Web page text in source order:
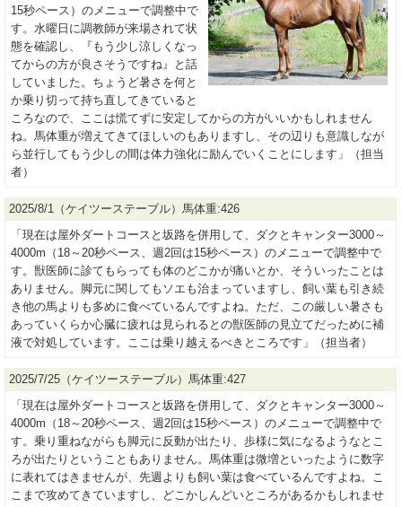
15秒ペース）のメニューで調整中で
す。水曜日に調教師が来場されて状
態を確認し、『もう少し涼しくなっ
てからの方が良さそうですね』と話
していました。ちょうど暑さを何と
か乗り切って持ち直してきていると
ころなので、ここは慌てずに安定してからの方がいいかもしれません
ね。馬体重が増えてきてほしいのもありますし、その辺りも意識しなが
ら並行してもう少しの間は体力強化に励んでいくことにします」（担当
者）
2025/8/1（ケイツーステーブル）馬体重:426
「現在は屋外ダートコースと坂路を併用して、ダクとキャンター3000～
4000m（18～20秒ペース、週2回は15秒ペース）のメニューで調整中で
す。獣医師に診てもらっても体のどこかが痛いとか、そういったことは
ありません。脚元に関してもソエも治まっていますし、飼い葉も引き続
き他の馬よりも多めに食べているんですよね。ただ、この厳しい暑さも
あっていくらか心臓に疲れは見られるとの獣医師の見立てだっために補
液で対処しています。ここは乗り越えるべきところです」（担当者）
2025/7/25（ケイツーステーブル）馬体重:427
「現在は屋外ダートコースと坂路を併用して、ダクとキャンター3000～
4000m（18～20秒ペース、週2回は15秒ペース）のメニューで調整中で
す。乗り重ねながらも脚元に反動が出たり、歩様に気になるようなとこ
ろが出たりということもありません。馬体重は微増といったように数字
に表れてはきませんが、先週よりも飼い葉は食べているんですよね。こ
こまで攻めてきていますし、どこかしんどいところがあるかもしれませ